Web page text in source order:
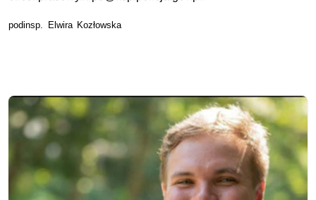
podinsp. Elwira Kozłowska